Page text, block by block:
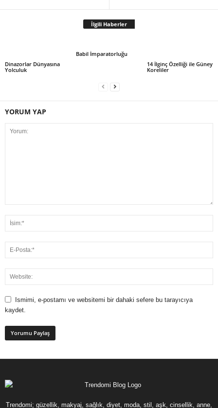
İlgili Haberler
Dinazorlar Dünyasına
Yolculuk
Babil İmparatorluğu
14 İlginç Özelliği ile Güney
Koreliler
YORUM YAP
Ismimi, e-postamı ve websitemi bir dahaki sefere bu tarayıcıya
kaydet.
Trendomi; güzellik, makyaj, sağlık, diyet, moda, stil, aşk, cinsellik, anne,